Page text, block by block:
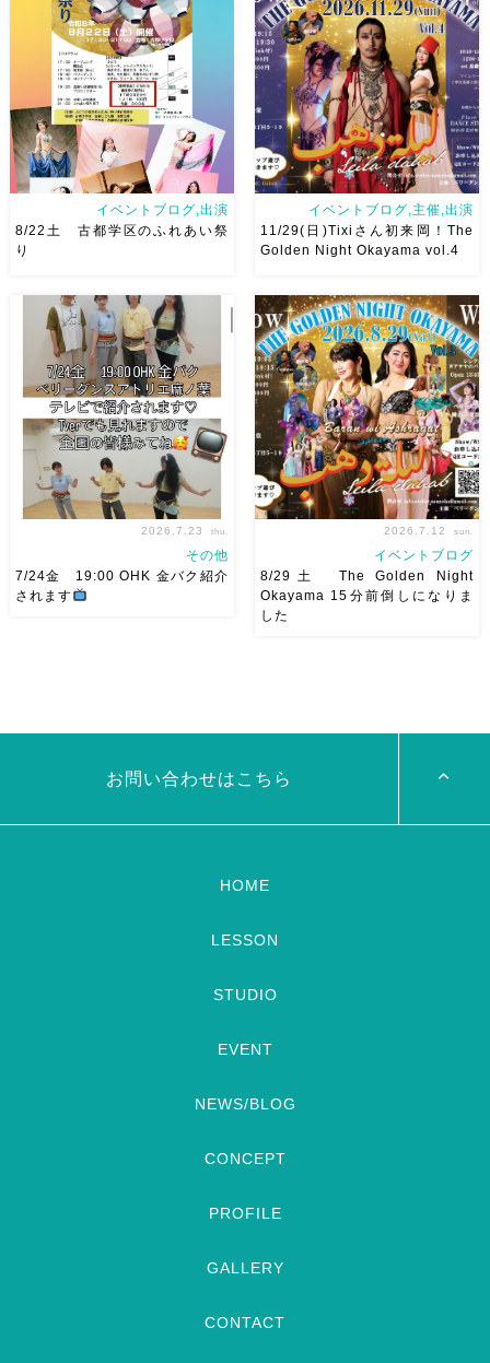
岡山県岡山市 北区表町2丁目6-
64 4階 ショー会場から近いの
で、安心♡駅からもバスで天満
屋バスス […]
ださい
お待ちしています
Ashraqat Show Schedule
岡山・8/22(土) […]
8/22土 古都学区のふれあい祭
りにて踊らせていただきます♡
太鼓も叩くよー！私たちは
18:40頃から出演です屋台も出
てとても楽しいお祭りになりそ
う
私たちも踊った後は祭り
を楽しみます
遊びにいら
[…]
イベントブログ,出演
8/22土 古都学区のふれあい祭
り
2026/11/29(日)Tixiさん初来
岡！The Golden Night
Okayama vol.4 本日8/1よりお
申し込みスタートです
【
Show 】 Guest DancerTixi
[…]
イベントブログ,主催,出演
11/29(日)Tixiさん初来岡！The
Golden Night Okayama vol.4
河合くんが来てくれました
2026.7.23 thu.
その他
7/24金 19:00 OHK 金バク紹介
されます
踊ってくれます♡ 東京から参
かしの曲をソロ踊ります […]
2026.7.12 sun.
イベントブログ
8/29土 The Golden Night
Okayama 15分前倒しになりま
した
お問い合わせはこちら
HOME
LESSON
STUDIO
EVENT
NEWS/BLOG
CONCEPT
PROFILE
GALLERY
CONTACT